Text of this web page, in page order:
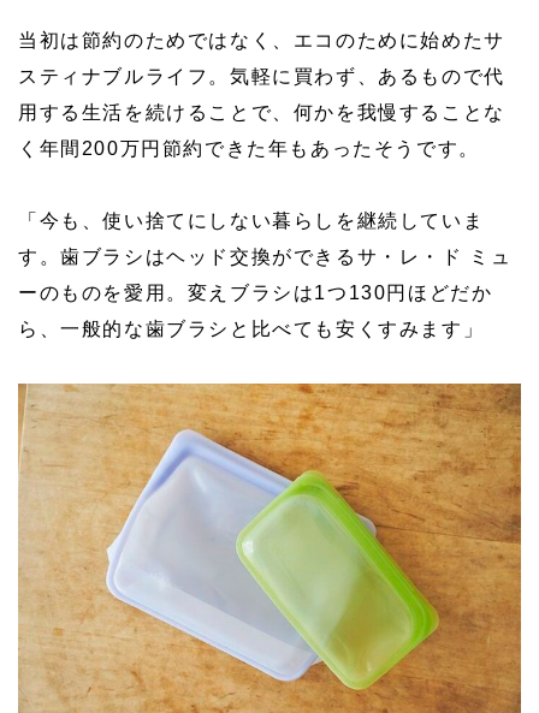
当初は節約のためではなく、エコのために始めたサ
スティナブルライフ。気軽に買わず、あるもので代
用する生活を続けることで、何かを我慢することな
く年間200万円節約できた年もあったそうです。
「今も、使い捨てにしない暮らしを継続していま
す。歯ブラシはヘッド交換ができるサ・レ・ド ミュ
ーのものを愛用。変えブラシは1つ130円ほどだか
ら、一般的な歯ブラシと比べても安くすみます」